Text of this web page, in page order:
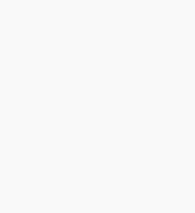
到这些技术是如何悄然改变我们的生
作，从在线购物到医疗咨询，综合信息